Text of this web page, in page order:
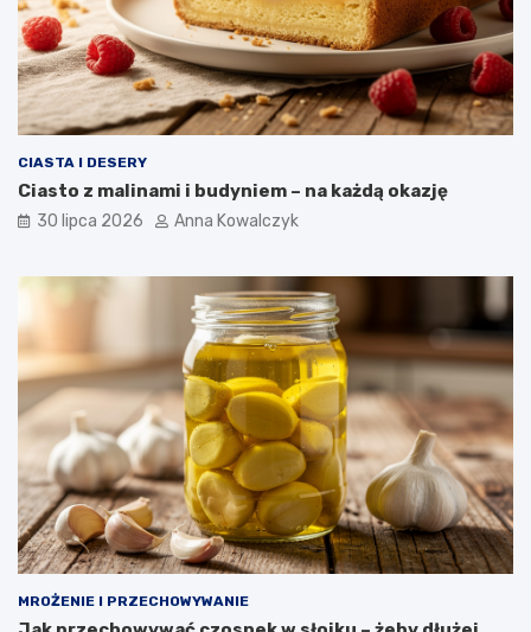
CIASTA I DESERY
Ciasto z malinami i budyniem – na każdą okazję
30 lipca 2026 Anna Kowalczyk
MROŻENIE I PRZECHOWYWANIE